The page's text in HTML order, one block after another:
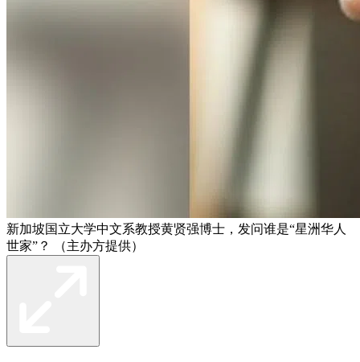
新加坡国立大学中文系教授黄贤强博士，发问谁是“星洲华人
世家”？ （主办方提供）